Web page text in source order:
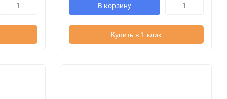
В корзину
Купить в 1 клик